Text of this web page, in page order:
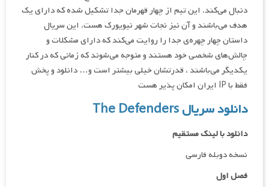
دنبال می‌کند. این تیم از چهار قهرمان جدا تشکیل شده که دارای یک
هدف می‌باشند و آن نیز نجات شهر نیویورک هست. این سریال
داستان چهار چهره‌ی جدا را روایت می‌کند که دارای مشکلات و
چالش‌های شخصی خود هستند و متوجه می‌شوند که زمانی که در کنار
یکدیگر می‌باشند ، قدرتشان خیلی بیشتر است و… دانلود و پخش
فقط با IP ایران امکان پذیر هست
دانلود سریال The Defenders
دانلود با لینک مستقیم
نسخه دوبله فارسی
فصل اول